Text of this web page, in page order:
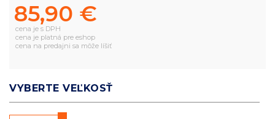
85,90 €
cena je s DPH
cena je platná pre eshop
cena na predajni sa môže líšiť
VYBERTE VEĽKOSŤ